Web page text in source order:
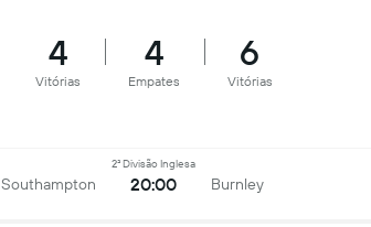
4
Vitórias
4
Empates
6
Vitórias
Southampton
2ª Divisão Inglesa
20:00 Burnley